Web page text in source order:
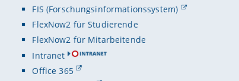
FIS (Forschungsinformationssystem)
FlexNow2 für Studierende
FlexNow2 für Mitarbeitende
Intranet
Office 365